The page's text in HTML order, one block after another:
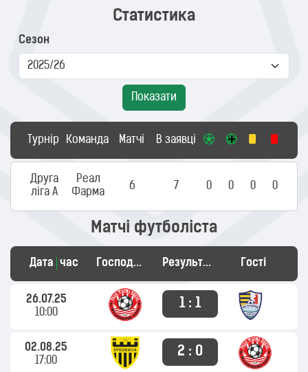
Статистика
Сезон
Показати
Турнір Команда Матчі В заявці
Друга
ліга А
Реал
Фарма
6 7 0 0 0 0
Матчі футболіста
Дата час Господарі Результат Гості
26.07.25
10:00
1 : 1
02.08.25
17:00
2 : 0